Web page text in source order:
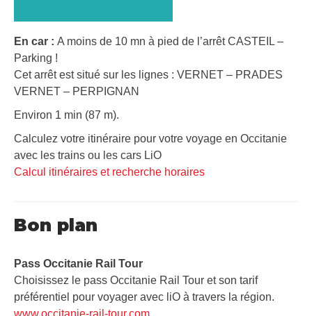
En car : A moins de 10 mn à pied de l’arrêt CASTEIL –
Parking !
Cet arrêt est situé sur les lignes : VERNET – PRADES
VERNET – PERPIGNAN
Environ 1 min (87 m).
Calculez votre itinéraire pour votre voyage en Occitanie
avec les trains ou les cars LiO
Calcul itinéraires et recherche horaires
Bon plan
Pass Occitanie Rail Tour​
Choisissez le pass Occitanie Rail Tour et son tarif
préférentiel pour voyager avec liO à travers la région.
www.occitanie-rail-tour.com